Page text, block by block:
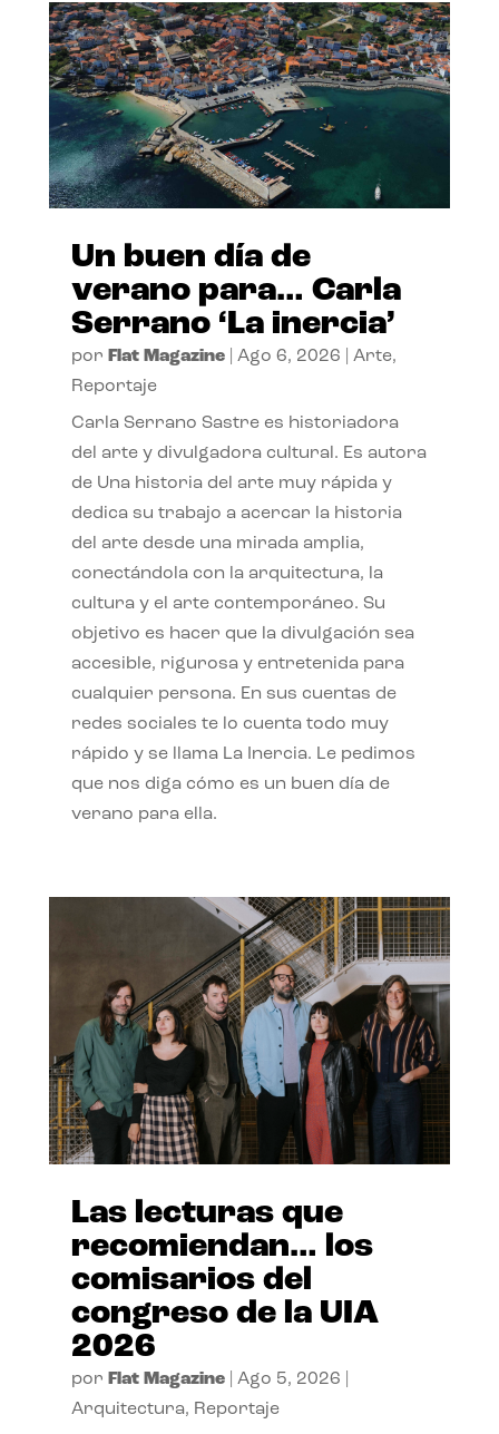
Un buen día de
verano para… Carla
Serrano ‘La inercia’
por Flat Magazine| Ago 6, 2026 Arte,
Reportaje
Carla Serrano Sastre es historiadora
del arte y divulgadora cultural. Es autora
de Una historia del arte muy rápida y
dedica su trabajo a acercar la historia
del arte desde una mirada amplia,
conectándola con la arquitectura, la
cultura y el arte contemporáneo. Su
objetivo es hacer que la divulgación sea
accesible, rigurosa y entretenida para
cualquier persona. En sus cuentas de
redes sociales te lo cuenta todo muy
rápido y se llama La Inercia. Le pedimos
que nos diga cómo es un buen día de
verano para ella.
Las lecturas que
recomiendan… los
comisarios del
congreso de la UIA
2026
por Flat Magazine| Ago 5, 2026
Arquitectura, Reportaje